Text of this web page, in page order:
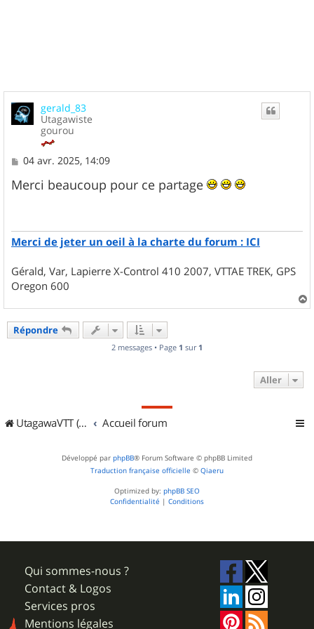
gerald_83
Utagawiste
gourou
M
s
s
04 avr. 2025, 14:09
Merci beaucoup pour ce partage
Merci de jeter un oeil à la charte du forum : ICI
Gérald, Var, Lapierre X-Control 410 2007, VTTAE TREK, GPS
Oregon 600
a
Répondre
2 messages • Page 1 sur 1
Aller
UtagawaVTT (Randos VTT et VTTAE avec traces GPS) Accueil forum
Développé par phpBB® Forum Software © phpBB Limited
Traduction française officielle © Qiaeru
Optimized by: phpBB SEO
Confidentialité | Conditions
Qui sommes-nous ?
Contact & Logos
Services pros
Mentions légales